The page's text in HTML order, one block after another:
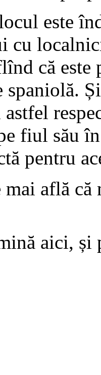
este
cu
că
spaniolă.
astfel
fiul său
pentru
află că
aici,